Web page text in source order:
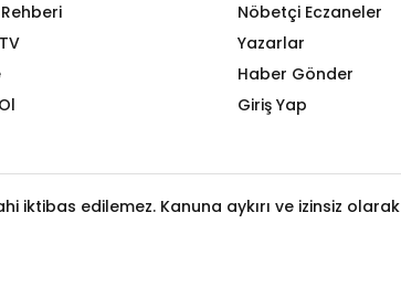
Nöbetçi Eczaneler
Yazarlar
Haber Gönder
Giriş Yap
iktibas edilemez. Kanuna aykırı ve izinsiz olarak